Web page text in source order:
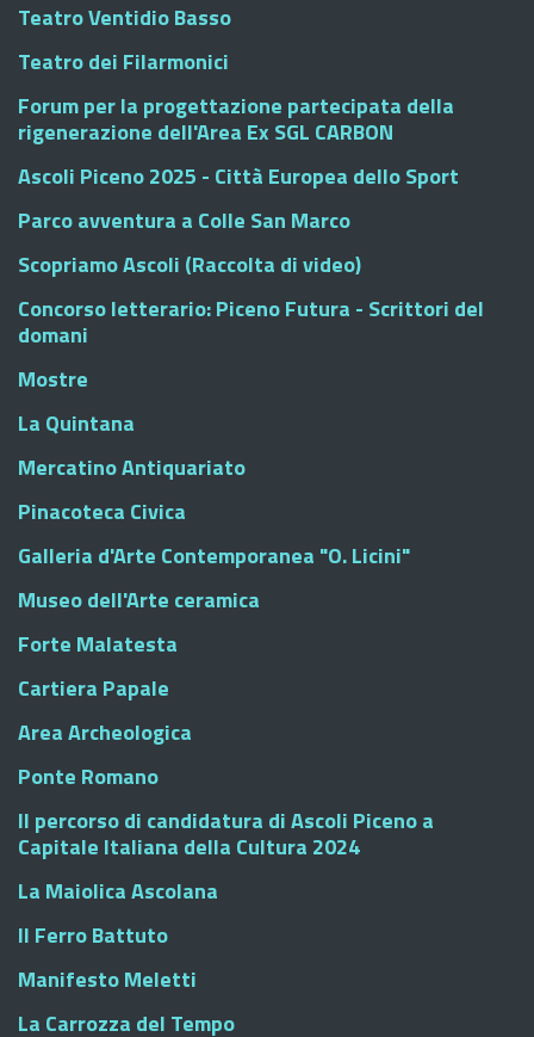
Teatro Ventidio Basso
Teatro dei Filarmonici
Forum per la progettazione partecipata della
rigenerazione dell'Area Ex SGL CARBON
Ascoli Piceno 2025 - Città Europea dello Sport
Parco avventura a Colle San Marco
Scopriamo Ascoli (Raccolta di video)
Concorso letterario: Piceno Futura - Scrittori del
domani
Mostre
La Quintana
Mercatino Antiquariato
Pinacoteca Civica
Galleria d'Arte Contemporanea "O. Licini"
Museo dell'Arte ceramica
Forte Malatesta
Cartiera Papale
Area Archeologica
Ponte Romano
Il percorso di candidatura di Ascoli Piceno a
Capitale Italiana della Cultura 2024
La Maiolica Ascolana
Il Ferro Battuto
Manifesto Meletti
La Carrozza del Tempo